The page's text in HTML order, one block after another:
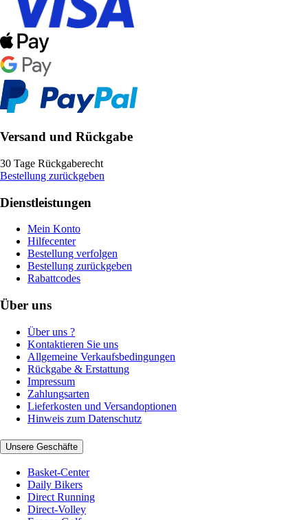
Versand und Rückgabe
30 Tage Rückgaberecht
Bestellung zurückgeben
Dienstleistungen
Mein Konto
Hilfecenter
Bestellung verfolgen
Bestellung zurückgeben
Rabattcodes
Über uns
Über uns ?
Kontaktieren Sie uns
Allgemeine Verkaufsbedingungen
Rückgabe & Erstattung
Impressum
Zahlungsarten
Lieferkosten und Versandoptionen
Hinweis zum Datenschutz
Unsere Geschäfte
Basket-Center
Daily Bikers
Direct Running
Direct-Volley